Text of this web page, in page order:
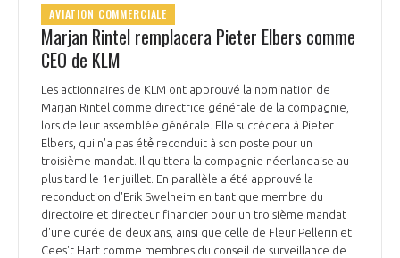
AVIATION COMMERCIALE
Marjan Rintel remplacera Pieter Elbers comme
CEO de KLM
Les actionnaires de KLM ont approuvé la nomination de
Marjan Rintel comme directrice générale de la compagnie,
lors de leur assemblée générale. Elle succédera à Pieter
Elbers, qui n'a pas été́ reconduit à son poste pour un
troisième mandat. Il quittera la compagnie néerlandaise au
plus tard le 1er juillet. En parallèle a été approuvé la
reconduction d'Erik Swelheim en tant que membre du
directoire et directeur financier pour un troisième mandat
d'une durée de deux ans, ainsi que celle de Fleur Pellerin et
Cees't Hart comme membres du conseil de surveillance de